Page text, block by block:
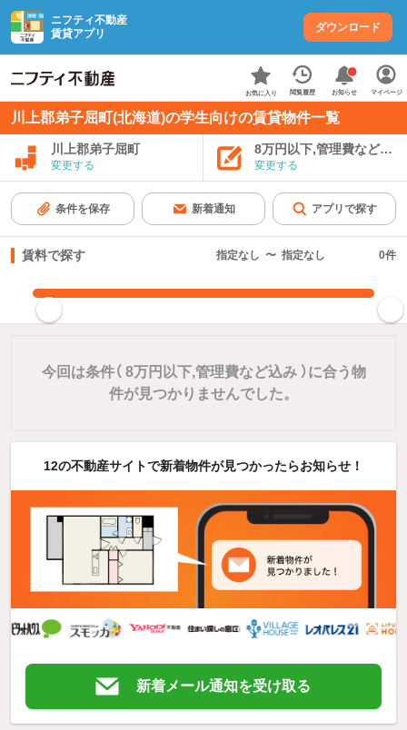
ニフティ不動産
賃貸アプリ
ダウンロード
お気に入り 閲覧履歴 お知らせ マイページ
川上郡弟子屈町(北海道)の学生向けの賃貸物件一覧
川上郡弟子屈町
変更する
8万円以下,管理費など込み
変更する
条件を保存 新着通知 アプリで探す
賃料で探す 指定なし 〜 指定なし 0件
今回は条件（ 8万円以下,管理費など込み）に合う物
件が見つかりませんでした。
12の不動産サイトで新着物件が見つかったらお知らせ！
新着メール通知を受け取る